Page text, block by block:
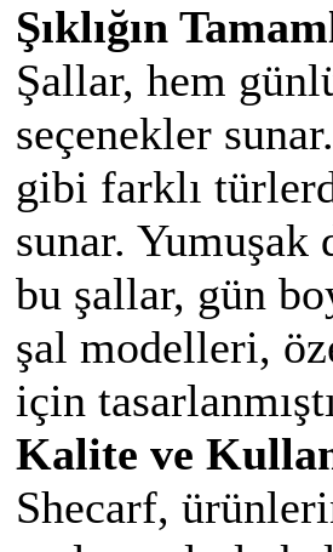
Şıklığın
Şallar, hem
seçenekler
gibi farklı
sunar. Yumuşak
bu şallar, gün
şal modelleri,
için
Kalite ve
Shecarf,